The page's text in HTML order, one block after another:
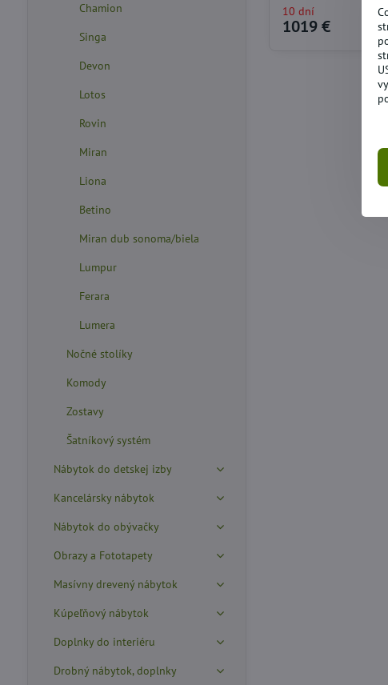
10 dní
1019 €
Chamion
Singa
Devon
Lotos
Rovin
Miran
Liona
Betino
Miran dub sonoma/biela
Lumpur
Ferara
Lumera
Nočné stolíky
Komody
Zostavy
Šatníkový systém
Nábytok do detskej izby
Kancelársky nábytok
Nábytok do obývačky
Obrazy a Fototapety
Masívny drevený nábytok
Kúpeľňový nábytok
Doplnky do interiéru
Drobný nábytok, doplnky